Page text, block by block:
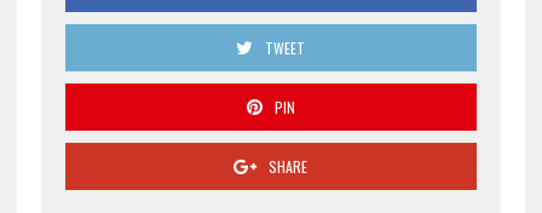
TWEET
PIN
SHARE